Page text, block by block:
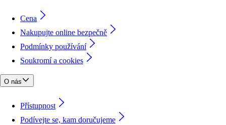
Cena
Nakupujte online bezpečně
Podmínky používání
Soukromí a cookies
O nás
Přístupnost
Podívejte se, kam doručujeme